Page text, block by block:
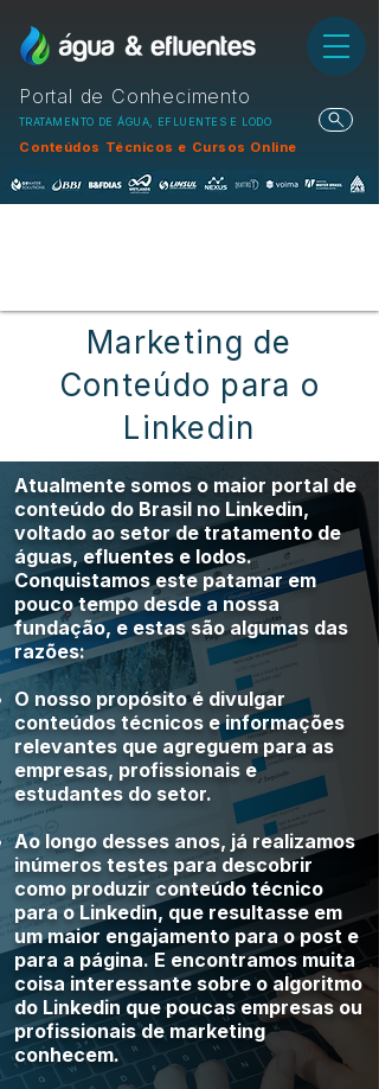
Portal de Conhecimento
TRATAMENTO DE ÁGUA, EFLUENTES E LODO
Conteúdos Técnicos e Cursos Online
Marketing de
Conteúdo para o
Linkedin
Atualmente somos o maior portal de
conteúdo do Brasil no Linkedin,
voltado ao setor de tratamento de
águas, efluentes e lodos.
Conquistamos este patamar em
pouco tempo desde a nossa
fundação, e estas são algumas das
razões:
O nosso propósito é divulgar
conteúdos técnicos e informações
relevantes que agreguem para as
empresas, profissionais e
estudantes do setor.
Ao longo desses anos, já realizamos
inúmeros testes para descobrir
como produzir conteúdo técnico
para o Linkedin, que resultasse em
um maior engajamento para o post e
para a página. E encontramos muita
coisa interessante sobre o algoritmo
do Linkedin que poucas empresas ou
profissionais de marketing
conhecem.